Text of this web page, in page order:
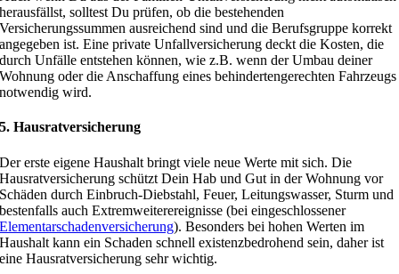
herausfällst, solltest Du prüfen, ob die bestehenden
Versicherungssummen ausreichend sind und die Berufsgruppe korrekt
angegeben ist. Eine private Unfallversicherung deckt die Kosten, die
durch Unfälle entstehen können, wie z.B. wenn der Umbau deiner
Wohnung oder die Anschaffung eines behindertengerechten Fahrzeugs
notwendig wird.
5. Hausratversicherung
Der erste eigene Haushalt bringt viele neue Werte mit sich. Die
Hausratversicherung schützt Dein Hab und Gut in der Wohnung vor
Schäden durch Einbruch-Diebstahl, Feuer, Leitungswasser, Sturm und
bestenfalls auch Extremweiterereignisse (bei eingeschlossener
Elementarschadenversicherung). Besonders bei hohen Werten im
Haushalt kann ein Schaden schnell existenzbedrohend sein, daher ist
eine Hausratversicherung sehr wichtig.